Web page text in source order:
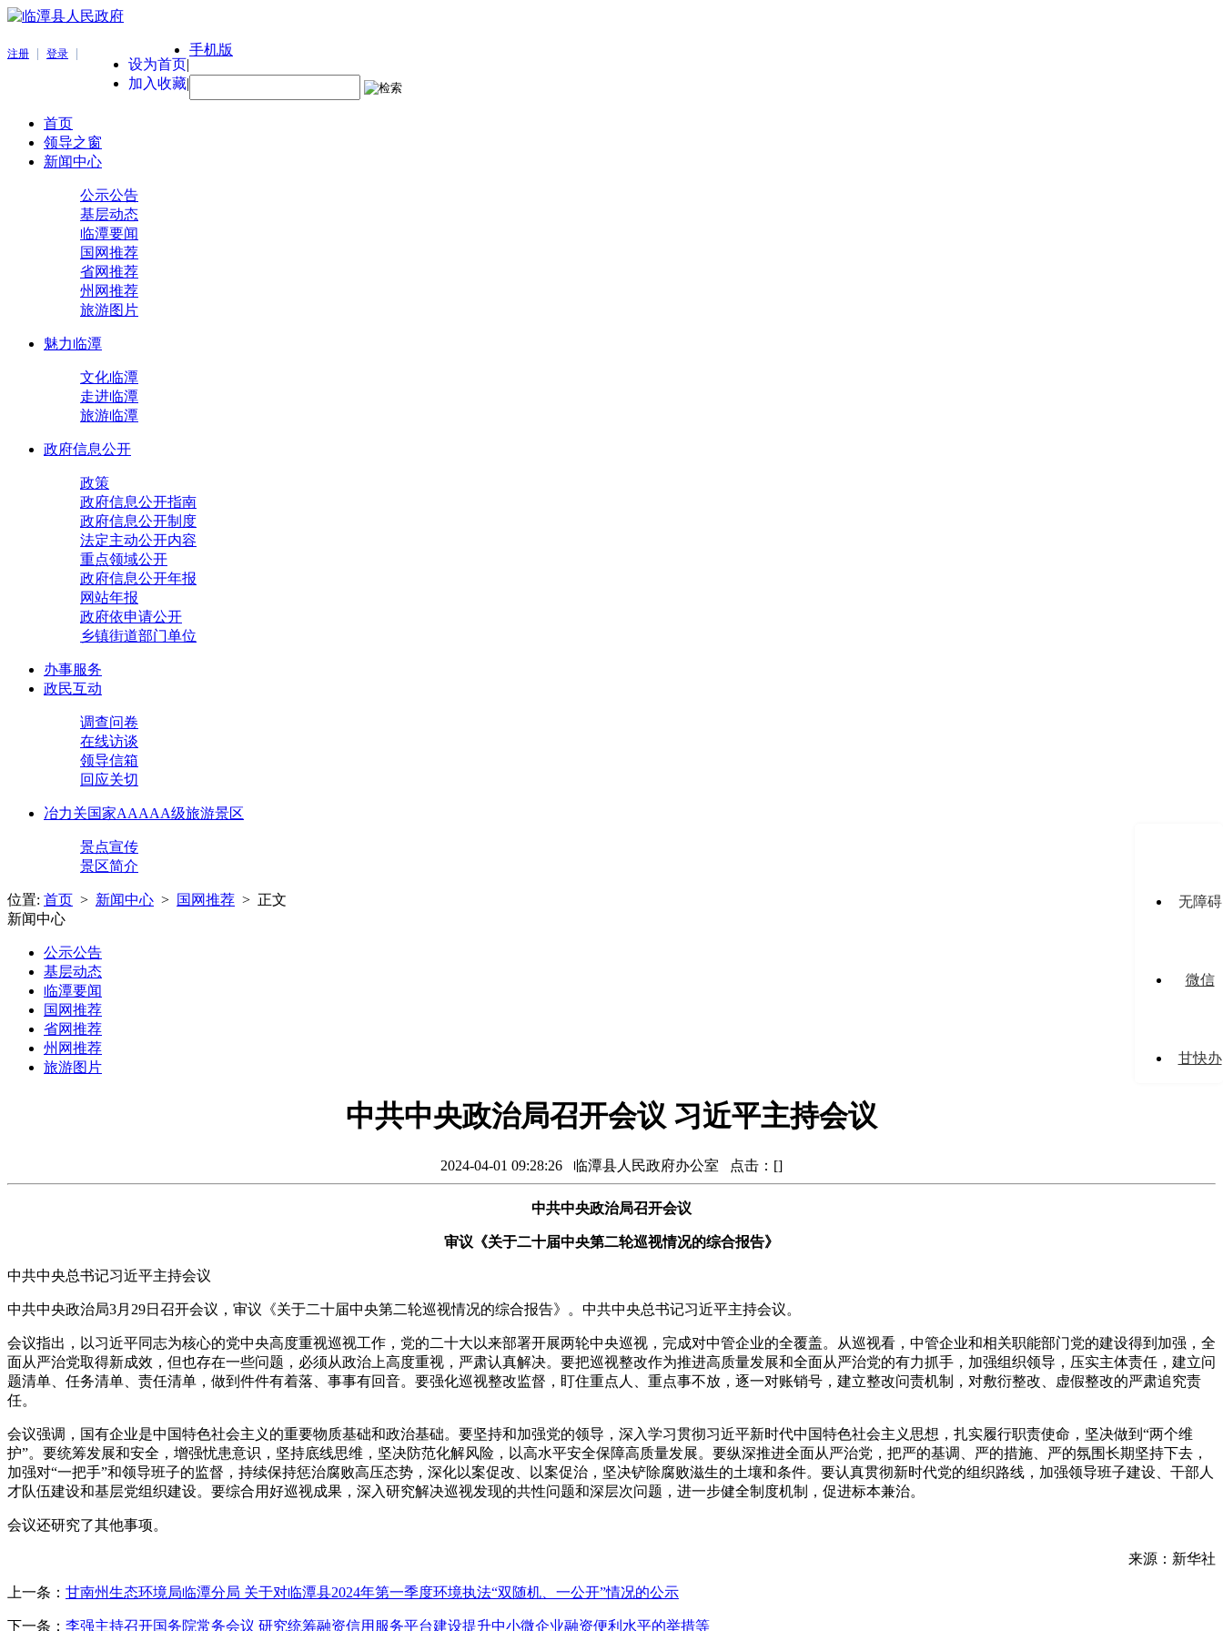
注册 登录
设为首页|
加入收藏|
手机版
首页
领导之窗
新闻中心
公示公告
基层动态
临潭要闻
国网推荐
省网推荐
州网推荐
旅游图片
魅力临潭
文化临潭
走进临潭
旅游临潭
政府信息公开
政策
政府信息公开指南
政府信息公开制度
法定主动公开内容
重点领域公开
政府信息公开年报
网站年报
政府依申请公开
乡镇街道部门单位
办事服务
政民互动
调查问卷
在线访谈
领导信箱
回应关切
冶力关国家AAAAA级旅游景区
景点宣传
景区简介
位置: 首页 > 新闻中心 > 国网推荐 > 正文
新闻中心
公示公告
基层动态
临潭要闻
国网推荐
省网推荐
州网推荐
旅游图片
中共中央政治局召开会议 习近平主持会议
2024-04-01 09:28:26 临潭县人民政府办公室 点击：[]
中共中央政治局召开会议
审议《关于二十届中央第二轮巡视情况的综合报告》
中共中央总书记习近平主持会议
中共中央政治局3月29日召开会议，审议《关于二十届中央第二轮巡视情况的综合报告》。中共中央总书记习近平主持会议。
会议指出，以习近平同志为核心的党中央高度重视巡视工作，党的二十大以来部署开展两轮中央巡视，完成对中管企业的全覆盖。从巡视看，中管企业和相关职能部门党的建设得到加强，全
面从严治党取得新成效，但也存在一些问题，必须从政治上高度重视，严肃认真解决。要把巡视整改作为推进高质量发展和全面从严治党的有力抓手，加强组织领导，压实主体责任，建立问
题清单、任务清单、责任清单，做到件件有着落、事事有回音。要强化巡视整改监督，盯住重点人、重点事不放，逐一对账销号，建立整改问责机制，对敷衍整改、虚假整改的严肃追究责
任。
会议强调，国有企业是中国特色社会主义的重要物质基础和政治基础。要坚持和加强党的领导，深入学习贯彻习近平新时代中国特色社会主义思想，扎实履行职责使命，坚决做到“两个维
护”。要统筹发展和安全，增强忧患意识，坚持底线思维，坚决防范化解风险，以高水平安全保障高质量发展。要纵深推进全面从严治党，把严的基调、严的措施、严的氛围长期坚持下去，
加强对“一把手”和领导班子的监督，持续保持惩治腐败高压态势，深化以案促改、以案促治，坚决铲除腐败滋生的土壤和条件。要认真贯彻新时代党的组织路线，加强领导班子建设、干部人
才队伍建设和基层党组织建设。要综合用好巡视成果，深入研究解决巡视发现的共性问题和深层次问题，进一步健全制度机制，促进标本兼治。
会议还研究了其他事项。
来源：新华社
上一条： 甘南州生态环境局临潭分局 关于对临潭县2024年第一季度环境执法“双随机、一公开”情况的公示
下一条： 李强主持召开国务院常务会议 研究统筹融资信用服务平台建设提升中小微企业融资便利水平的举措等
无障碍
微信
甘快办